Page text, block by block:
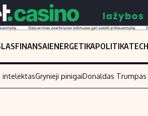
FINANSAIENERGETIKAPOLITIKA
intelektasGrynieji pinigaiDonaldas Trumpas